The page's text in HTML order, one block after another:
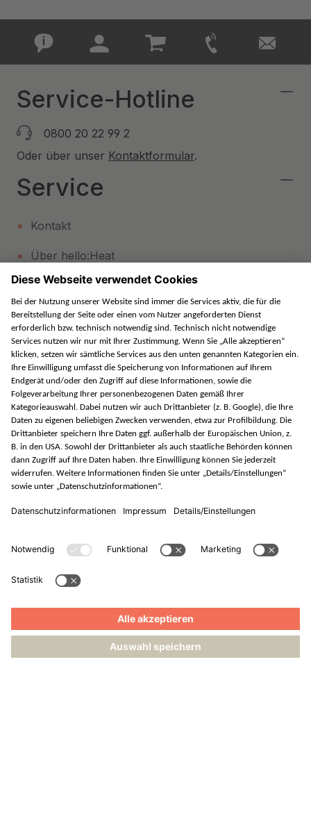
Service-Hotline
0800 20 22 99 2
Oder über unser Kontaktformular.
Service
Kontakt
Über hello:Heat
Pellet-Wissen
Pellet Tracker Leihvertrag
Rechtliches
Datenschutz
Impressum
AGB
Widerrufsbelehrung
Zahlungsarten
Follow Us